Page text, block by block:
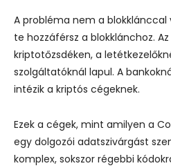
A probléma nem a blokklánccal
te hozzáférsz a blokklánchoz.
kriptotőzsdéken, a
szolgáltatóknál lapul. A
intézik a kriptós cégeknek.
Ezek a cégek, mint amilyen a
egy dolgozói adatszivárgást
komplex, sokszor régebbi